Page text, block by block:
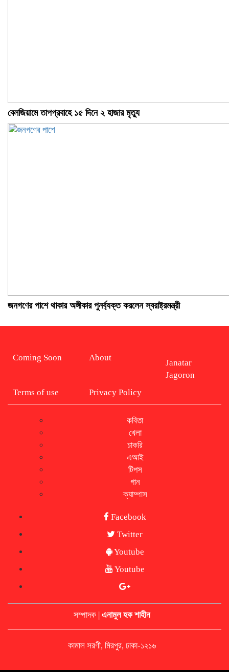
বেলজিয়ামে তাপপ্রবাহে ১৫ দিনে ২ হাজার মৃত্যু
জনগণের পাশে থাকার অঙ্গীকার পুনর্ব্যক্ত করলেন স্বরাষ্ট্রমন্ত্রী
Coming Soon About
Janatar
Jagoron
Terms of use
Privacy Policy
কবিতা
খেলা
চাকরি
এআই
টিপস
গান
ক্যাম্পাস
Facebook
Twitter
Youtube
Youtube
সম্পাদক | এনামুল হক শাহীন
কামাল সরণী, মিরপুর, ঢাকা-১২১৬